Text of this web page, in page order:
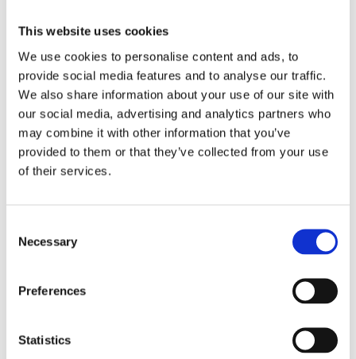
This website uses cookies
We use cookies to personalise content and ads, to
provide social media features and to analyse our traffic.
We also share information about your use of our site with
our social media, advertising and analytics partners who
may combine it with other information that you’ve
provided to them or that they’ve collected from your use
of their services.
Selection
Necessary
Preferences
Statistics
Produktbeschreibung
Datenblatt
Einstellbarer Höhenbereich: 595-1255 mm
Rahmen erweiterbarer Bereich: 1100-1700 mm
Maximale Geschwindigkeit: 40 mm/s
Anti-Kollisionssicherheitsschutz
Oberfläche: Pulverbeschichtung mit Standardfarben: Weiß
(RAL9016), Schwarz (Ral9005), Grau (Ral7045